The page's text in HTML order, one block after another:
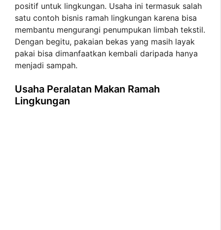
positif untuk lingkungan. Usaha ini termasuk salah
satu contoh bisnis ramah lingkungan karena bisa
membantu mengurangi penumpukan limbah tekstil.
Dengan begitu, pakaian bekas yang masih layak
pakai bisa dimanfaatkan kembali daripada hanya
menjadi sampah.
Usaha Peralatan Makan Ramah
Lingkungan